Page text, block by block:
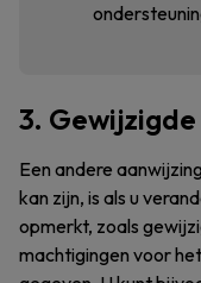
3.
Een andere
kan zijn, is als u
opmerkt, zoals
machtigingen voor